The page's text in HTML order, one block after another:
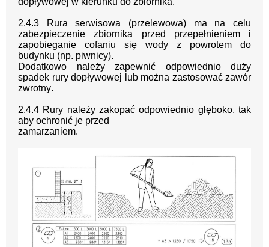
2.4.3 Rura serwisowa (przelewowa)
ma na celu
zabezpieczenie zbiornika przed przepełnieniem i
zapobieganie cofaniu się wody z powrotem do
budynku (np. piwnicy).
Dodatkowo należy zapewnić odpowiednio duży
spadek rury dopływowej lub można zastosować zawór
zwrotny.
2.4.4 Rury należy zakopać odpowiednio głęboko, tak
aby ochronić je przed
zamarzaniem.